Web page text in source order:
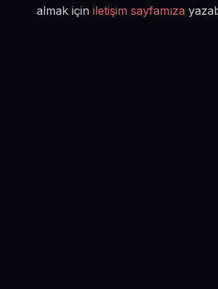
almak için iletişim sayfamıza